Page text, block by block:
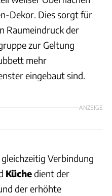
Dekor. Dies sorgt für
Raumeindruck der
zur Geltung
mehr
eingebaut sind.
ANZEIGE
Verbindung
Küchedient der
der erhöhte